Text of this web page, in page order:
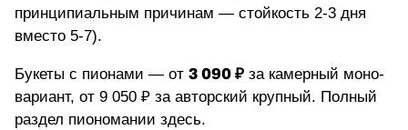
принципиальным причинам — стойкость 2-3 дня
вместо 5-7).
Букеты с пионами — от 3 090 ₽ за камерный моно-
вариант, от 9 050 ₽ за авторский крупный. Полный
раздел пиономании здесь.